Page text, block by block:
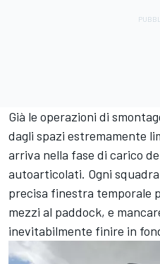
Già le operazioni di
dagli spazi estremamente
arriva nella fase di carico
autoarticolati. Ogni
precisa finestra temporale
mezzi al paddock, e
inevitabilmente finire in